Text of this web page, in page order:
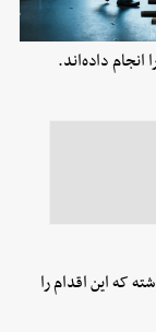
داده‌اند.
که این اقدام را